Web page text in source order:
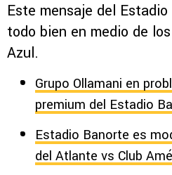
Este mensaje del
todo bien en medio de
Azul.
Grupo Ollamani en
premium del Estadio
Estadio Banorte es
del Atlante vs Club